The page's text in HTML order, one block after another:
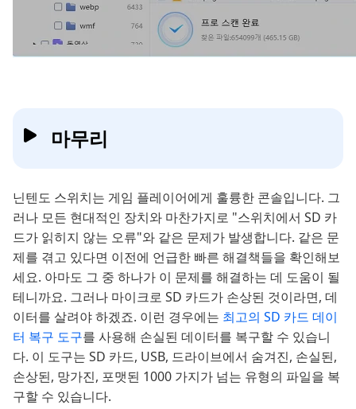
마무리
닌텐도 스위치는 게임 플레이어에게 훌륭한 콘솔입니다. 그
러나 모든 현대적인 장치와 마찬가지로 "스위치에서 SD 카
드가 읽히지 않는 오류"와 같은 문제가 발생합니다. 같은 문
제를 겪고 있다면 이전에 언급한 빠른 해결책들을 확인해보
세요. 아마도 그 중 하나가 이 문제를 해결하는 데 도움이 될
테니까요. 그러나 마이크로 SD 카드가 손상된 것이라면, 데
이터를 살려야 하겠죠. 이런 경우에는 최고의 SD 카드 데이
터 복구 도구를 사용해 손실된 데이터를 복구할 수 있습니
다. 이 도구는 SD 카드, USB, 드라이브에서 숨겨진, 손실된,
손상된, 망가진, 포맷된 1000 가지가 넘는 유형의 파일을 복
구할 수 있습니다.